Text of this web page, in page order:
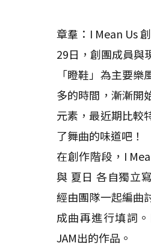
章羣：I Mean Us
29日，創團成員與
「瞪鞋」為主要
多的時間，漸漸開
元素，最近期比較
了舞曲的味道吧！
在創作階段，I
與 夏日 各自獨立
經由團隊一起編曲
成曲再進行填詞
JAM出的作品。